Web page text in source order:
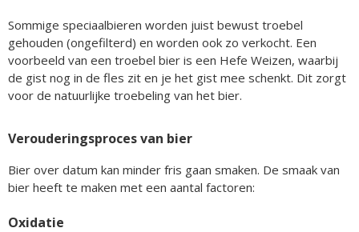
Sommige speciaalbieren worden juist bewust troebel
gehouden (ongefilterd) en worden ook zo verkocht. Een
voorbeeld van een troebel bier is een Hefe Weizen, waarbij
de gist nog in de fles zit en je het gist mee schenkt. Dit zorgt
voor de natuurlijke troebeling van het bier.
Verouderingsproces van bier
Bier over datum kan minder fris gaan smaken. De smaak van
bier heeft te maken met een aantal factoren:
Oxidatie